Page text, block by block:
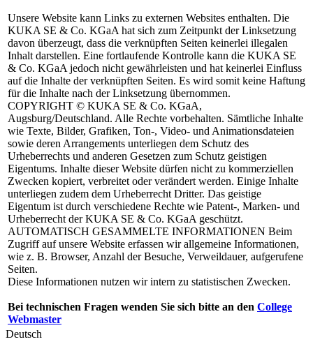
Unsere Website kann Links zu externen Websites enthalten. Die
KUKA SE & Co. KGaA hat sich zum Zeitpunkt der Linksetzung
davon überzeugt, dass die verknüpften Seiten keinerlei illegalen
Inhalt darstellen. Eine fortlaufende Kontrolle kann die KUKA SE
& Co. KGaA jedoch nicht gewährleisten und hat keinerlei Einfluss
auf die Inhalte der verknüpften Seiten. Es wird somit keine Haftung
für die Inhalte nach der Linksetzung übernommen.
COPYRIGHT © KUKA SE & Co. KGaA,
Augsburg/Deutschland. Alle Rechte vorbehalten. Sämtliche Inhalte
wie Texte, Bilder, Grafiken, Ton-, Video- und Animationsdateien
sowie deren Arrangements unterliegen dem Schutz des
Urheberrechts und anderen Gesetzen zum Schutz geistigen
Eigentums. Inhalte dieser Website dürfen nicht zu kommerziellen
Zwecken kopiert, verbreitet oder verändert werden. Einige Inhalte
unterliegen zudem dem Urheberrecht Dritter. Das geistige
Eigentum ist durch verschiedene Rechte wie Patent-, Marken- und
Urheberrecht der KUKA SE & Co. KGaA geschützt.
AUTOMATISCH GESAMMELTE INFORMATIONEN Beim
Zugriff auf unsere Website erfassen wir allgemeine Informationen,
wie z. B. Browser, Anzahl der Besuche, Verweildauer, aufgerufene
Seiten.
Diese Informationen nutzen wir intern zu statistischen Zwecken.
Bei technischen Fragen wenden Sie sich bitte an den College
Webmaster
Deutsch